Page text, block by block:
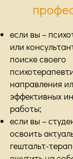
если вы –
или
поиске своего
направления
эффективных
работы;
если вы –
освоить
гештальт-